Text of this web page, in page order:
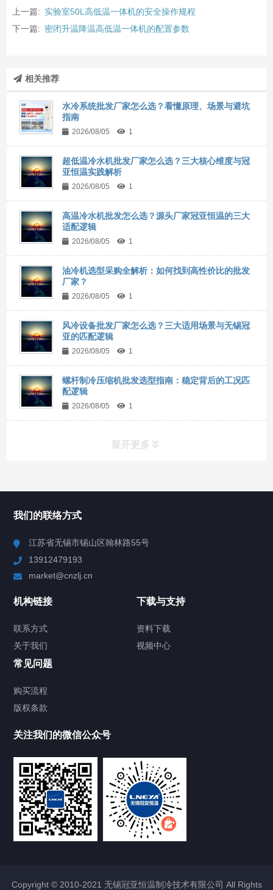
上一篇: 实验室50L高低温一体机的安全操作规程
下一篇: 密闭升温降温高低温一体机的配置参数
相关推荐
水冷系统批发厂家怎么选？看懂原理、场景与避坑
指南
2026/08/05 1
超低温冷水机批发厂家怎么选？三大核心维度与冠
亚恒温实践解析
2026/08/05 1
高温冷水机批发怎么选？源头厂家冠亚恒温的三大
适配逻辑
2026/08/05 1
油冷机选型采购全解析：如何找到高性价比的批发
厂家？
2026/08/05 1
风冷设备批发厂家怎么选？三大适用场景与无锡冠
亚的匹配逻辑
2026/08/05 1
螺杆制冷压缩机批发选型指南：稳定背后的工况匹
配逻辑
2026/08/05 1
展开更多
Chiller高精度制冷循环器
TCU温度控制单元
Chiller气体控温系统
Chamber试验箱
FREEZER低温箱
VOCs冷凝回收装置
我们的联络方式
江苏省无锡市锡山区翰林路55号
13912479193
market@cnzlj.cn
机构链接
联系方式
关于我们
下载与支持
资料下载
视频中心
常见问题
购买流程
版权条款
关注我们的微信公众号
Copyright © 2010-2021 无锡冠亚恒温制冷技术有限公司 All Rights